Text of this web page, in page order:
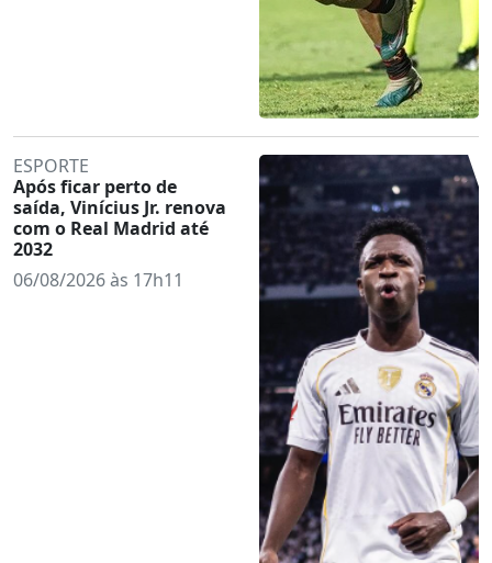
ESPORTE
Após ficar perto de
saída, Vinícius Jr. renova
com o Real Madrid até
2032
06/08/2026 às 17h11